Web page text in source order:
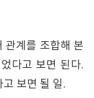
관계를 조합해 본
다고 보면 된다.
보면 될 일.